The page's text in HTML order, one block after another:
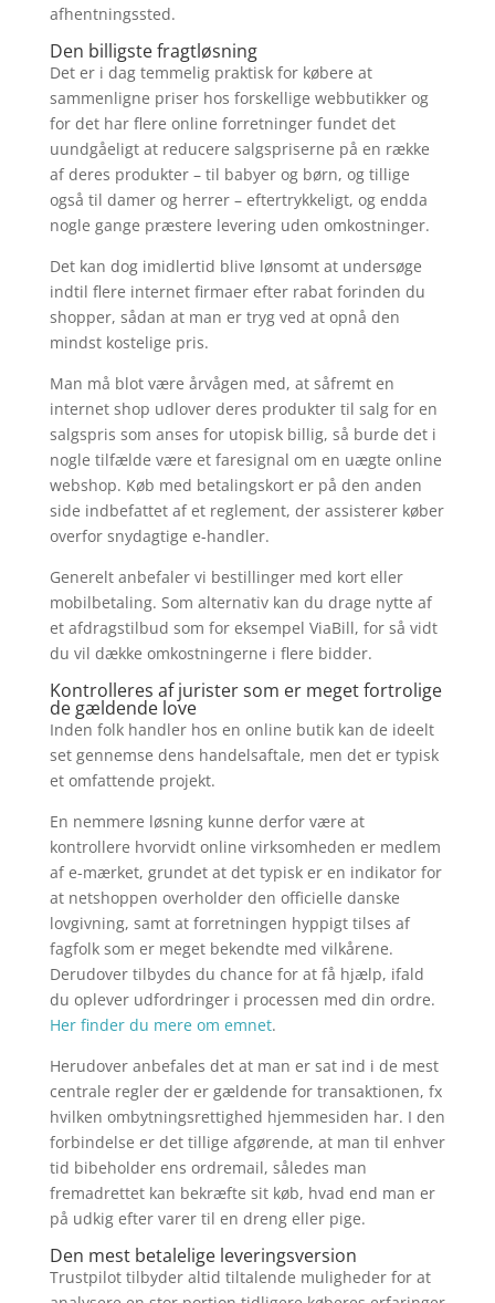
afhentningssted.
Den billigste fragtløsning
Det er i dag temmelig praktisk for købere at
sammenligne priser hos forskellige webbutikker og
for det har flere online forretninger fundet det
uundgåeligt at reducere salgspriserne på en række
af deres produkter – til babyer og børn, og tillige
også til damer og herrer – eftertrykkeligt, og endda
nogle gange præstere levering uden omkostninger.
Det kan dog imidlertid blive lønsomt at undersøge
indtil flere internet firmaer efter rabat forinden du
shopper, sådan at man er tryg ved at opnå den
mindst kostelige pris.
Man må blot være årvågen med, at såfremt en
internet shop udlover deres produkter til salg for en
salgspris som anses for utopisk billig, så burde det i
nogle tilfælde være et faresignal om en uægte online
webshop. Køb med betalingskort er på den anden
side indbefattet af et reglement, der assisterer køber
overfor snydagtige e-handler.
Generelt anbefaler vi bestillinger med kort eller
mobilbetaling. Som alternativ kan du drage nytte af
et afdragstilbud som for eksempel ViaBill, for så vidt
du vil dække omkostningerne i flere bidder.
Kontrolleres af jurister som er meget fortrolige
de gældende love
Inden folk handler hos en online butik kan de ideelt
set gennemse dens handelsaftale, men det er typisk
et omfattende projekt.
En nemmere løsning kunne derfor være at
kontrollere hvorvidt online virksomheden er medlem
af e-mærket, grundet at det typisk er en indikator for
at netshoppen overholder den officielle danske
lovgivning, samt at forretningen hyppigt tilses af
fagfolk som er meget bekendte med vilkårene.
Derudover tilbydes du chance for at få hjælp, ifald
du oplever udfordringer i processen med din ordre.
Her finder du mere om emnet.
Herudover anbefales det at man er sat ind i de mest
centrale regler der er gældende for transaktionen, fx
hvilken ombytningsrettighed hjemmesiden har. I den
forbindelse er det tillige afgørende, at man til enhver
tid bibeholder ens ordremail, således man
fremadrettet kan bekræfte sit køb, hvad end man er
på udkig efter varer til en dreng eller pige.
Den mest betalelige leveringsversion
Trustpilot tilbyder altid tiltalende muligheder for at